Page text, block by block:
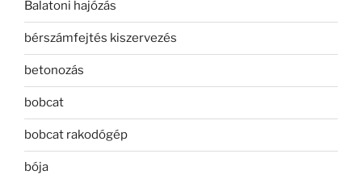
Balatoni hajózás
bérszámfejtés kiszervezés
betonozás
bobcat
bobcat rakodógép
bója